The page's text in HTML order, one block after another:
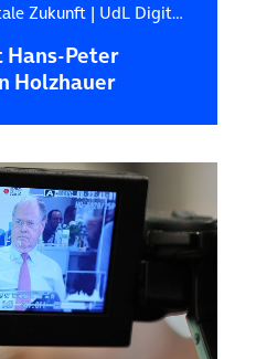
Zukunft| UdL Digital Blog
Peter
Holzhauer